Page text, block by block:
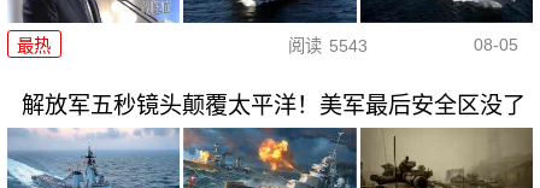
最热 阅读 5543 08-05
解放军五秒镜头颠覆太平洋！美军最后安全区没了